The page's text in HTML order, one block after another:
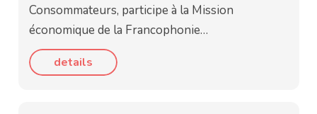
Consommateurs, participe à la Mission
économique de la Francophonie…
details